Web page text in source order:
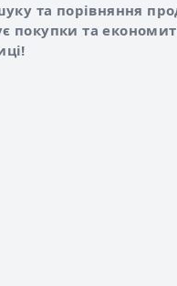
та порівняння
покупки та